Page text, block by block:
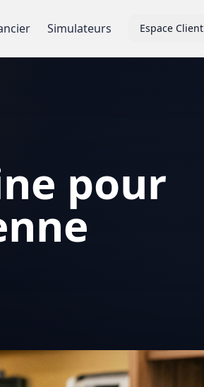
Simulateurs Espace Client
pour